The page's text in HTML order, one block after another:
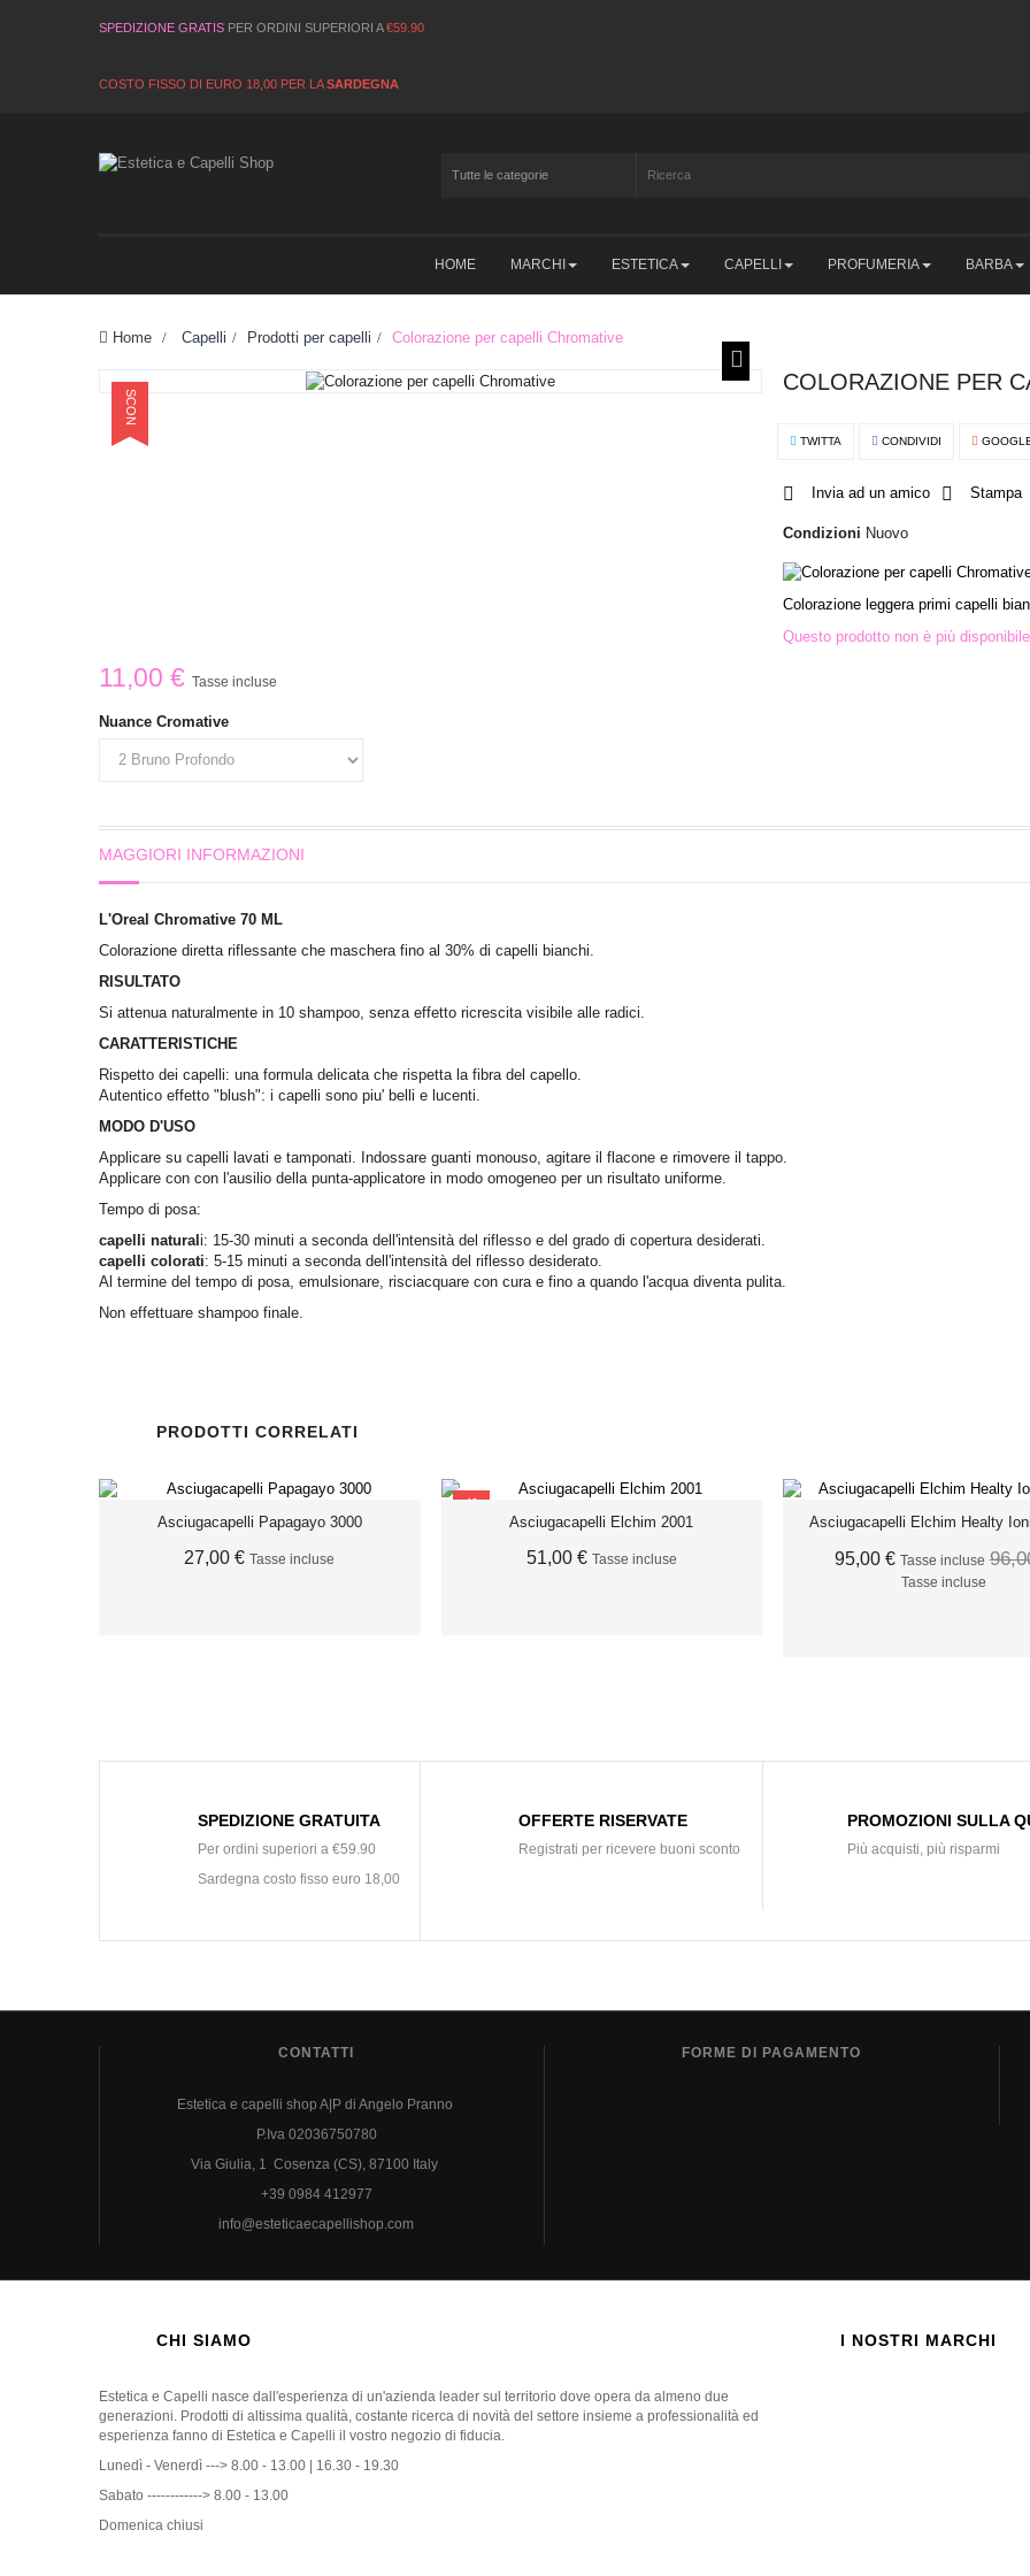
SPEDIZIONE GRATIS PER ORDINI SUPERIORI A€59.90
COSTO FISSO DI EURO 18,00 PER LASARDEGNA
HOME MARCHI ESTETICA CAPELLI PROFUMERIA BARBA
Home > Capelli > Prodotti per capelli > Colorazione per capelli Chromative
SCONTO
COLORAZIONE PER
TWITTA CONDIVIDI
Invia ad un amico Stampa
Condizioni Nuovo
Colorazione leggera primi capelli
Questo prodotto non è più disponibile
11,00 € Tasse incluse
Nuance Cromative
MAGGIORI INFORMAZIONI
L'Oreal Chromative 70 ML
Colorazione diretta riflessante che maschera fino al 30% di capelli bianchi.
RISULTATO
Si attenua naturalmente in 10 shampoo, senza effetto ricrescita visibile alle radici.
CARATTERISTICHE
Rispetto dei capelli: una formula delicata che rispetta la fibra del capello.
Autentico effetto "blush": i capelli sono piu' belli e lucenti.
MODO D'USO
Applicare su capelli lavati e tamponati. Indossare guanti monouso, agitare il flacone e rimovere il tappo.
Applicare con con l'ausilio della punta-applicatore in modo omogeneo per un risultato uniforme.
Tempo di posa:
capelli naturali: 15-30 minuti a seconda dell'intensità del riflesso e del grado di copertura desiderati.
capelli colorati: 5-15 minuti a seconda dell'intensità del riflesso desiderato.
Al termine del tempo di posa, emulsionare, risciacquare con cura e fino a quando l'acqua diventa pulita.
Non effettuare shampoo finale.
PRODOTTI CORRELATI
Asciugacapelli Papagayo 3000
27,00 € Tasse incluse
Asciugacapelli Elchim 2001
51,00 € Tasse incluse
Asciugacapelli Elchim Healty
95,00 € Tasse incluse
Tasse incluse
SPEDIZIONE GRATUITA
Per ordini superiori a €59.90
Sardegna costo fisso euro 18,00
OFFERTE RISERVATE
Registrati per ricevere buoni sconto
PROMOZIONI SULLA
Più acquisti, più risparmi
CONTATTI
Estetica e capelli shop A|P di Angelo Pranno
P.Iva 02036750780
Via Giulia, 1 Cosenza (CS), 87100 Italy
+39 0984 412977
info@esteticaecapellishop.com
FORME DI PAGAMENTO
CHI SIAMO
Estetica e Capelli nasce dall'esperienza di un'azienda leader sul territorio dove opera da almeno due
generazioni. Prodotti di altissima qualità, costante ricerca di novità del settore insieme a professionalità ed
esperienza fanno di Estetica e Capelli il vostro negozio di fiducia.
Lunedì - Venerdì ---> 8.00 - 13.00 | 16.30 - 19.30
Sabato ------------> 8.00 - 13.00
Domenica chiusi
I NOSTRI MARCHI